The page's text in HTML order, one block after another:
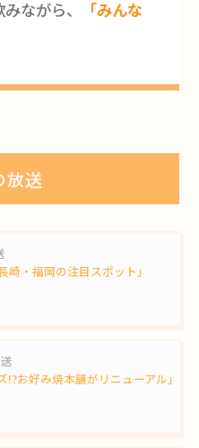
ながら、
「みんな
放送
崎・福岡の注目スポット」
!?お好み焼本舗がリニューアル」